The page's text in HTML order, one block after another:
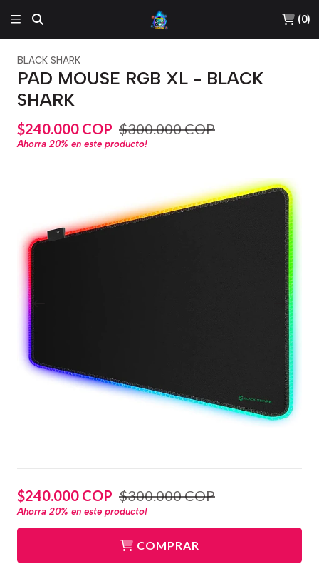
(0)
BLACK SHARK
PAD MOUSE RGB XL - BLACK
SHARK
$240.000 COP $300.000 COP
Ahorra 20% en este producto!
$240.000 COP $300.000 COP
Ahorra 20% en este producto!
COMPRAR